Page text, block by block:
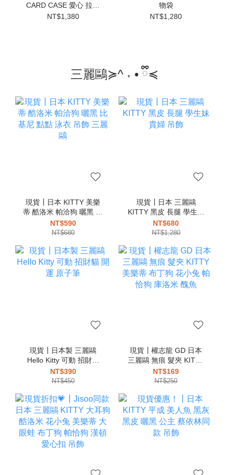
CARD CASE 愛心 拉鍊
卡夾 卡片夾 零錢包
NT$1,380
物袋
NT$1,280
三麗鷗≽^ ˕ • ྀི≼
現貨┃日本 KITTY 美樂
蒂 酷洛米 帕洽狗 曬黑 比
基尼 點點 泳衣 吊飾 三麗
鷗
NT$590
NT$680
現貨┃日本 三麗鷗
KITTY 黑皮 長腿 學生妹
貴婦 吊飾
NT$680
NT$1,280
現貨┃日本製 三麗鷗
Hello Kitty 可動 招財貓
開運 原子筆
NT$390
NT$450
現貨┃權志龍 GD 日本
三麗鷗 無痕 髮夾 KITTY
美樂蒂 布丁狗 花小兔 帕
恰狗 庫洛米 醜魚
NT$169
NT$250